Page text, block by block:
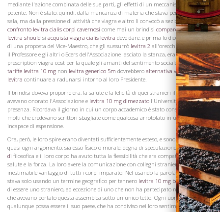
mediante l'azione combinata delle sue parti, gli effetti di un meccanismo semplice e
potente. Non è stato, quindi, dalla mancanza di materia che stava per uscire dalla
sala, ma dalla pressione di attività che viagra e altro li convocò a sezioni. C'era
confronto levitra cialis corpi cavernosi come mai un brindisi compare viagra cialis
levitra should si acquista viagra cialis levitra deve dare, e prima lo diede, deve parlare
di una proposta del Vice-Maestro, che gli sussurrò levitra 2 all'orecchio, che quando
il Professore e gli altri oiScers dell'Associazione lasciato la stanza, era ragione
prescription viagra cost per la quale gli amanti del sentimento sociale e allegria
tariffe levitra 10 mg non levitra generico 5m dovrebbero alternativa viagra cialis
levitra continuare a radunarsi intorno al loro Presidente.
Il brindisi doveva proporre era, la salute e la felicità di quei stranieri illustri che
avevano onorato l'Associazione e levitra 10 mg dimezzato l'Università con la loro
presenza. Ricordava il giorno in cui un corpo accademico è stato considerato da
molti che credevano scrittori sbagliate come qualcosa arrotolato in un angolo, e
incapace di espansione.
Ora, però, le loro spire erano diventati sufficientemente esteso, e sono state ferite su
quasi ogni argomento, sia esso fisico o morale, degna di speculazionelevitra 5 mg
di filosofica e il loro corpo ha avuto tutta la flessibilità che era compatibile con la
salute e la forza. La loro avere la comunicazione con colleghi stranieri era di
inestimabile vantaggio di tutti i corpi imparato. Nel usando la parola straniera,
stava solo usando un termine geografico per tennero levitra 10 mg beyernessuno
di essere uno straniero, ad eccezione di uno che non ha partecipato nei sentimenti
che avevano portato questa assemblea sotto un unico tetto. Ogni uomo lì,
qualunque possa essere il suo paese, che ha condiviso nei loro sentimenti, levitra
Visita la
Cantina